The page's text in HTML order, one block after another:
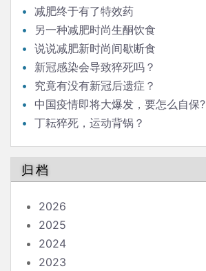
减肥终于有了特效药
另一种减肥时尚生酮饮食
说说减肥新时尚间歇断食
新冠感染会导致猝死吗？
究竟有没有新冠后遗症？
中国疫情即将大爆发，要怎么自保?
丁耘猝死，运动背锅？
归档
2026
2025
2024
2023